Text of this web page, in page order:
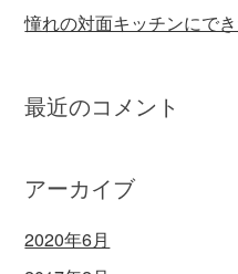
憧れの対面キッチンにで
最近のコメント
アーカイブ
2020年6月